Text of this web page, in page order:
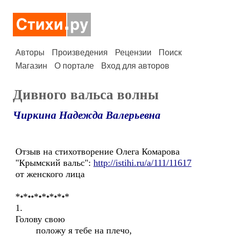
Авторы Произведения Рецензии
Поиск
Магазин
О портале Вход для авторов
Дивного вальса волны
Чиркина Надежда Валерьевна
Отзыв на стихотворение Олега Комарова
"Крымский вальс": http://istihi.ru/a/111/11617
от женского лица
*•*••*•*•*•*•*
1.
Голову свою
положу я тебе на плечо,